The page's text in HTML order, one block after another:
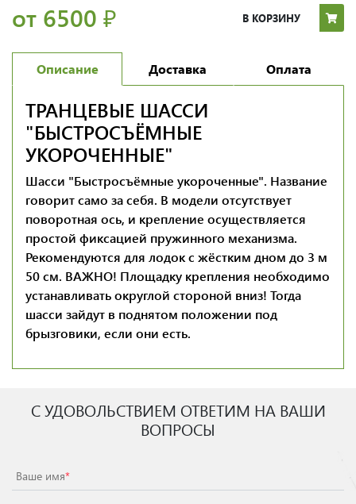
от 6500 ₽ В КОРЗИНУ
Описание Доставка Оплата
ТРАНЦЕВЫЕ ШАССИ
"БЫСТРОСЪЁМНЫЕ
УКОРОЧЕННЫЕ"
Шасси "Быстросъёмные укороченные". Название
говорит само за себя. В модели отсутствует
поворотная ось, и крепление осуществляется
простой фиксацией пружинного механизма.
Рекомендуются для лодок с жёстким дном до 3 м
50 см. ВАЖНО! Площадку крепления необходимо
устанавливать округлой стороной вниз! Тогда
шасси зайдут в поднятом положении под
брызговики, если они есть.
С УДОВОЛЬСТВИЕМ ОТВЕТИМ НА ВАШИ
ВОПРОСЫ
Ваше имя*